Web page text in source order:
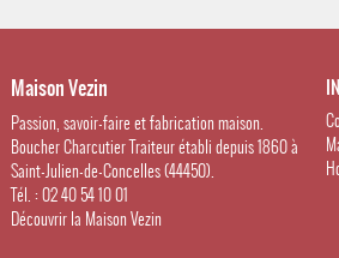
Maison Vezin
Passion, savoir-faire et fabrication maison.
Boucher Charcutier Traiteur établi depuis 1860 à
Saint-Julien-de-Concelles (44450).
Tél. : 02 40 54 10 01
Découvrir la Maison Vezin